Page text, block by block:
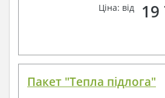
Ціна: від 19
Пакет "Тепла підлога"